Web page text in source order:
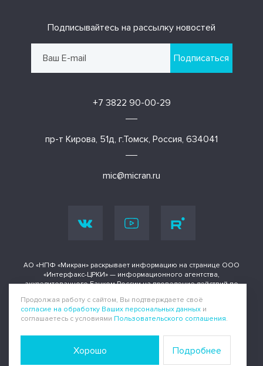
Подписывайтесь на рассылку новостей
Подписаться
+7 3822 90-00-29
mic@micran.ru
пр-т Кирова, 51д, г.Томск, Россия, 634041
АО «НПФ «Микран» раскрывает информацию на странице ООО
«Интерфакс-ЦРКИ» — информационного агентства,
аккредитованного Банком России на проведение действий по
инструментах.
Информация доступна по адресу
Продолжая работу с сайтом, Вы подтверждаете своё
согласие на обработку Ваших персональных данных и
соглашаетесь с условиями Пользовательского соглашения.
Хорошо Подробнее